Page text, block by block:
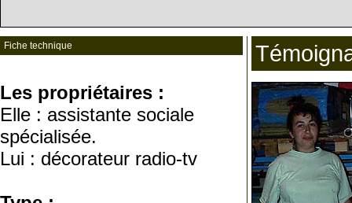
Fiche technique
Les propriétaires :
Elle : assistante sociale
spécialisée.
Lui : décorateur radio-tv